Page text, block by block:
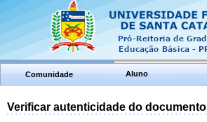
Comunidade Aluno
Verificar autenticidade do documento